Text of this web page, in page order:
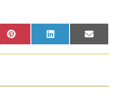
Pinterest LinkedIn Email